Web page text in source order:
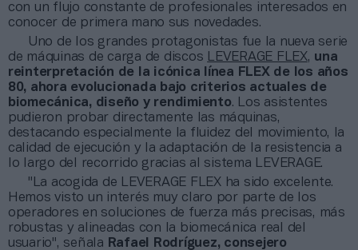
con un flujo constante de profesionales interesados en
conocer de primera mano sus novedades.
Uno de los grandes protagonistas fue la nueva serie
de máquinas de carga de discos
LEVERAGE FLEX, una
reinterpretación de la icónica línea FLEX de los años
80, ahora evolucionada bajo criterios actuales de
biomecánica, diseño y rendimiento. Los asistentes
pudieron probar directamente las máquinas,
destacando especialmente la fluidez del movimiento, la
calidad de ejecución y la adaptación de la resistencia a
lo largo del recorrido gracias al sistema LEVERAGE.
"La acogida de LEVERAGE FLEX ha sido excelente.
Hemos visto un interés muy claro por parte de los
operadores en soluciones de fuerza más precisas, más
robustas y alineadas con la biomecánica real del
usuario", señala Rafael Rodríguez, consejero